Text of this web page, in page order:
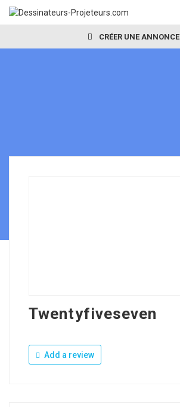
CRÉER UNE ANNONCE
Twentyfiveseven
Add a review